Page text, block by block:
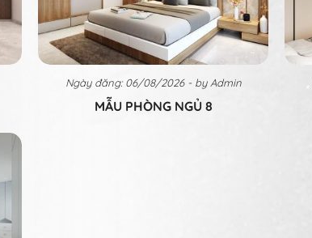
Ngày đăng: 06/08/2026 - by Admin
MẪU PHÒNG NGỦ 8